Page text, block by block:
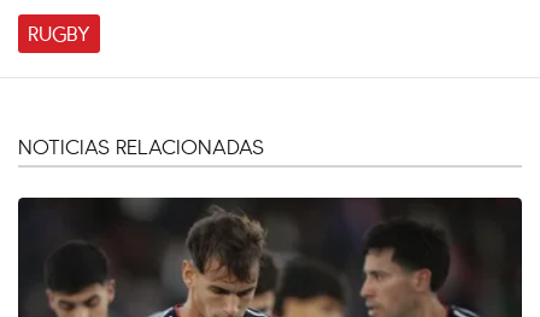
RUGBY
NOTICIAS RELACIONADAS